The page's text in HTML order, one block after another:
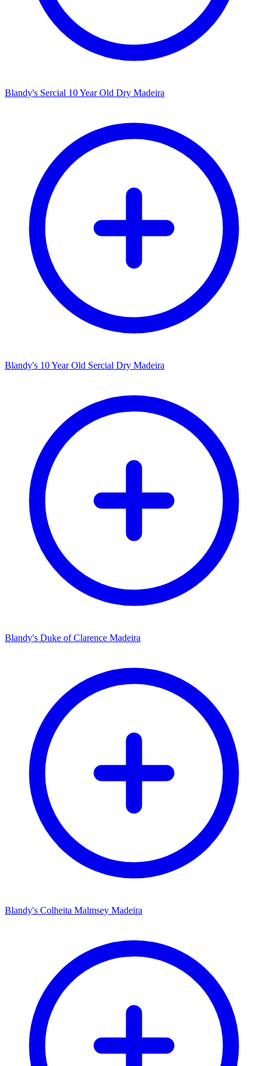
Blandy's Sercial 10 Year Old Dry Madeira
Blandy's 10 Year Old Sercial Dry Madeira
Blandy's Duke of Clarence Madeira
Blandy's Colheita Malmsey Madeira